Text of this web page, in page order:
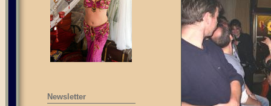
Newsletter